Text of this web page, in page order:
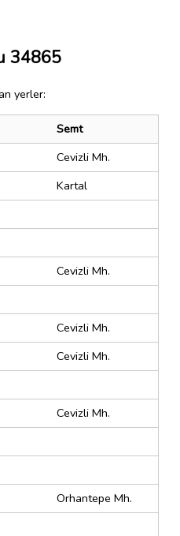
34865
yerler:
Semt
Cevizli Mh.
Kartal
Cevizli Mh.
Cevizli Mh.
Cevizli Mh.
Cevizli Mh.
Orhantepe Mh.